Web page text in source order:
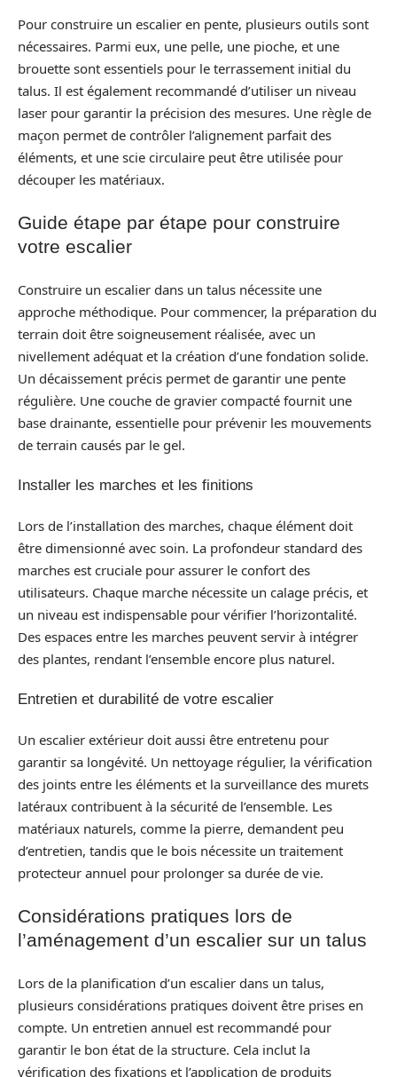
Pour construire un escalier en pente, plusieurs outils sont
nécessaires. Parmi eux, une pelle, une pioche, et une
brouette sont essentiels pour le terrassement initial du
talus. Il est également recommandé d’utiliser un niveau
laser pour garantir la précision des mesures. Une règle de
maçon permet de contrôler l’alignement parfait des
éléments, et une scie circulaire peut être utilisée pour
découper les matériaux.
Guide étape par étape pour construire
votre escalier
Construire un escalier dans un talus nécessite une
approche méthodique. Pour commencer, la préparation du
terrain doit être soigneusement réalisée, avec un
nivellement adéquat et la création d’une fondation solide.
Un décaissement précis permet de garantir une pente
régulière. Une couche de gravier compacté fournit une
base drainante, essentielle pour prévenir les mouvements
de terrain causés par le gel.
Installer les marches et les finitions
Lors de l’installation des marches, chaque élément doit
être dimensionné avec soin. La profondeur standard des
marches est cruciale pour assurer le confort des
utilisateurs. Chaque marche nécessite un calage précis, et
un niveau est indispensable pour vérifier l’horizontalité.
Des espaces entre les marches peuvent servir à intégrer
des plantes, rendant l’ensemble encore plus naturel.
Entretien et durabilité de votre escalier
Un escalier extérieur doit aussi être entretenu pour
garantir sa longévité. Un nettoyage régulier, la vérification
des joints entre les éléments et la surveillance des murets
latéraux contribuent à la sécurité de l’ensemble. Les
matériaux naturels, comme la pierre, demandent peu
d’entretien, tandis que le bois nécessite un traitement
protecteur annuel pour prolonger sa durée de vie.
Considérations pratiques lors de
l’aménagement d’un escalier sur un talus
Lors de la planification d’un escalier dans un talus,
plusieurs considérations pratiques doivent être prises en
compte. Un entretien annuel est recommandé pour
garantir le bon état de la structure. Cela inclut la
vérification des fixations et l’application de produits